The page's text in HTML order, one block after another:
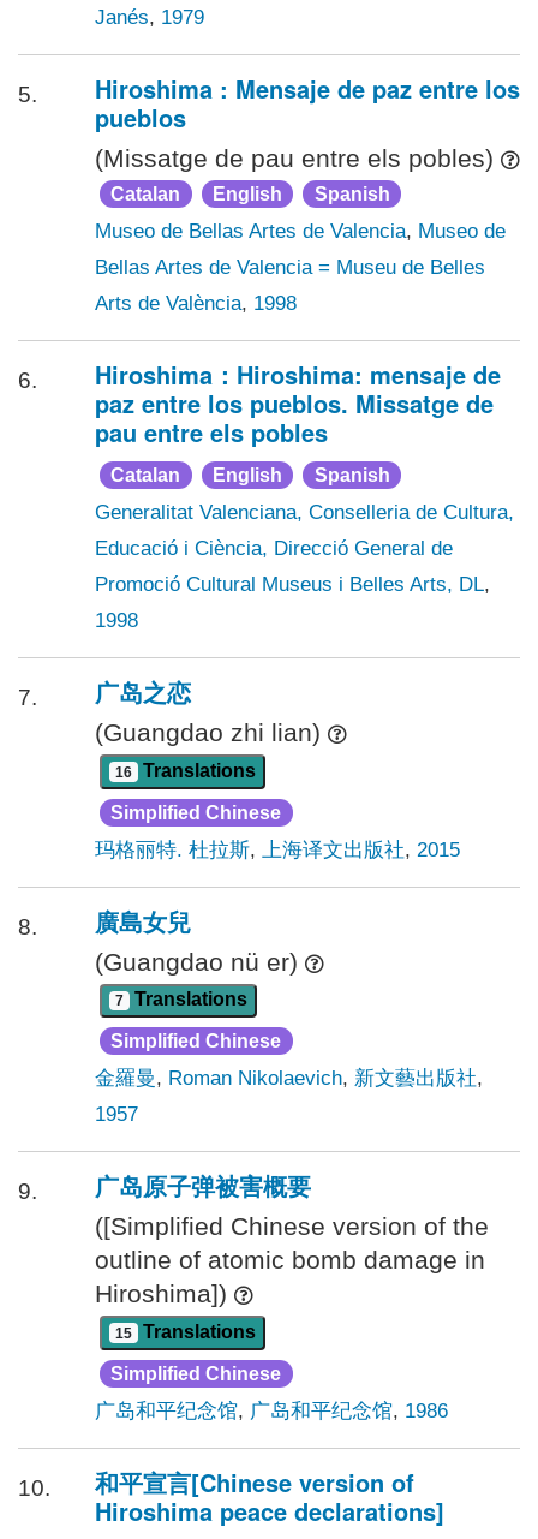
Janés, 1979
5.
Hiroshima : Mensaje de paz entre los
pueblos
(Missatge de pau entre els pobles)
Catalan English Spanish
Museo de Bellas Artes de Valencia, Museo de
Bellas Artes de Valencia = Museu de Belles
Arts de València, 1998
6.
Hiroshima：Hiroshima: mensaje de
paz entre los pueblos. Missatge de
pau entre els pobles
Catalan English Spanish
Generalitat Valenciana, Conselleria de Cultura,
Educació i Ciència, Direcció General de
Promoció Cultural Museus i Belles Arts, DL,
1998
7. 广岛之恋
(Guangdao zhi lian)
16 Translations
Simplified Chinese
玛格丽特. 杜拉斯, 上海译文出版社, 2015
8. 廣島女兒
(Guangdao nü er)
7 Translations
Simplified Chinese
金羅曼, Roman Nikolaevich, 新文藝出版社,
1957
9. 广岛原子弹被害概要
([Simplified Chinese version of the
outline of atomic bomb damage in
Hiroshima])
15 Translations
Simplified Chinese
广岛和平纪念馆, 广岛和平纪念馆, 1986
10.
和平宣言[Chinese version of
Hiroshima peace declarations]